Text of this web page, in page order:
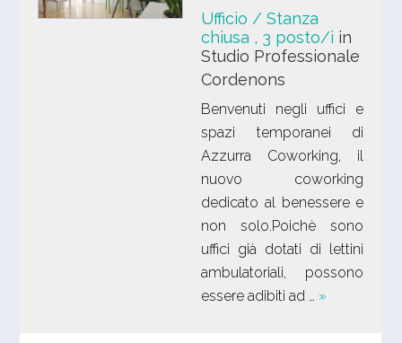
Ufficio / Stanza
chiusa , 3 posto/i in
Studio Professionale
Cordenons
Benvenuti negli uffici e
spazi temporanei di
Azzurra Coworking, il
nuovo coworking
dedicato al benessere e
non solo.Poichè sono
uffici già dotati di lettini
ambulatoriali, possono
essere adibiti ad … »